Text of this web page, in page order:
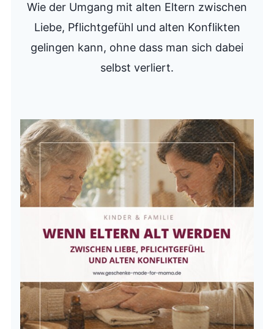
Wie der Umgang mit alten Eltern zwischen
Liebe, Pflichtgefühl und alten Konflikten
gelingen kann, ohne dass man sich dabei
selbst verliert.